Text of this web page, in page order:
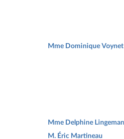
Mme Dominique Voynet
Mme Delphine
M. Éric Martineau